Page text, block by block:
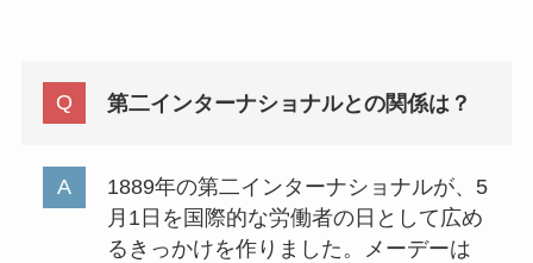
第二インターナショナルとの関係は？
1889年の第二インターナショナルが、5
月1日を国際的な労働者の日として広め
るきっかけを作りました。メーデーは